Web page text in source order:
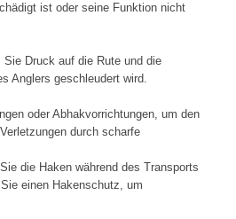
ist oder seine Funktion nicht
Druck auf die Rute und die
Anglers geschleudert wird.
oder Abhakvorrichtungen, um den
durch scharfe
die Haken während des Transports
einen Hakenschutz, um